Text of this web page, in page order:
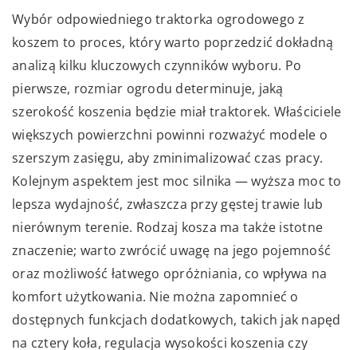
Wybór odpowiedniego traktorka ogrodowego z
koszem to proces, który warto poprzedzić dokładną
analizą kilku kluczowych czynników wyboru. Po
pierwsze, rozmiar ogrodu determinuje, jaką
szerokość koszenia będzie miał traktorek. Właściciele
większych powierzchni powinni rozważyć modele o
szerszym zasięgu, aby zminimalizować czas pracy.
Kolejnym aspektem jest moc silnika — wyższa moc to
lepsza wydajność, zwłaszcza przy gęstej trawie lub
nierównym terenie. Rodzaj kosza ma także istotne
znaczenie; warto zwrócić uwagę na jego pojemność
oraz możliwość łatwego opróżniania, co wpływa na
komfort użytkowania. Nie można zapomnieć o
dostępnych funkcjach dodatkowych, takich jak napęd
na cztery koła, regulacja wysokości koszenia czy